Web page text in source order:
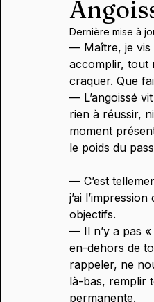
Dernière mise à
— Maître, je vis
accomplir, tout
craquer. Que
— L’angoissé
rien à réussir,
moment
le poids du
— C’est
j’ai
objectifs.
— Il n’y a pas «
en-dehors de
rappeler, ne
là-bas, remplir
permanente.